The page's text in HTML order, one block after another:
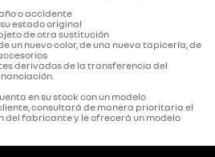
o accidente
estado original
de otra sustitución
un nuevo color, de una nueva tapicería, de
derivados de la transferencia del
en su stock con un modelo
consultará de manera prioritaria el
del fabricante y le ofrecerá un modelo